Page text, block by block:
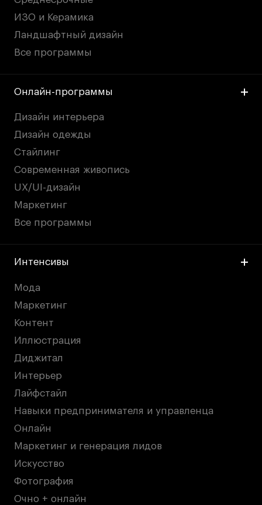
ИЗО и Керамика
Ландшафтный дизайн
Все программы
Онлайн-программы
Дизайн интерьера
Дизайн одежды
Стайлинг
Современная живопись
UX/UI-дизайн
Маркетинг
Все программы
Интенсивы
Мода
Маркетинг
Контент
Иллюстрация
Диджитал
Интерьер
Лайфстайл
Навыки предпринимателя и управленца
Онлайн
Маркетинг и генерация лидов
Искусство
Фотография
Очно + онлайн